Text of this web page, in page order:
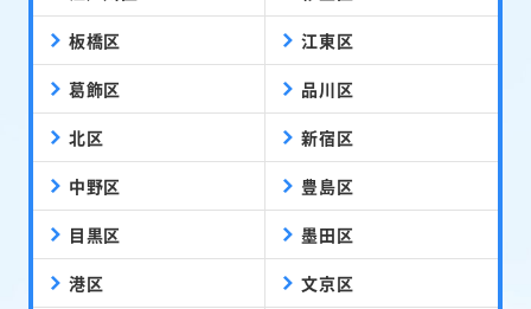
板橋区 江東区
葛飾区 品川区
北区 新宿区
中野区 豊島区
目黒区 墨田区
港区 文京区